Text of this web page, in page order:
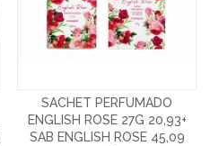
SACHET PERFUMADO
ENGLISH ROSE 27G 20,93+
SAB ENGLISH ROSE 45,09